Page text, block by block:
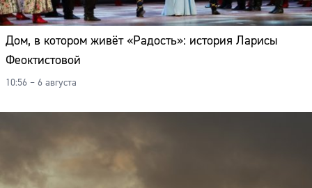
Дом, в котором живёт «Радость»: история Ларисы
Феоктистовой
10:56 – 6 августа